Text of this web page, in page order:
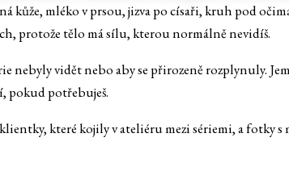
kůže, mléko v prsou, jizva po císaři, kruh pod
protože tělo má sílu, kterou normálně nevidíš.
nebyly vidět nebo aby se přirozeně rozplynuly.
pokud potřebuješ.
které kojily v ateliéru mezi sériemi, a